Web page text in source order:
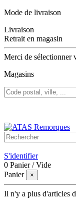
Mode de livraison
Livraison
Retrait en magasin
Merci de sélectionner
Magasins
S'identifier
0 Panier /Vide
Panier
×
Il n'y a plus d'articles